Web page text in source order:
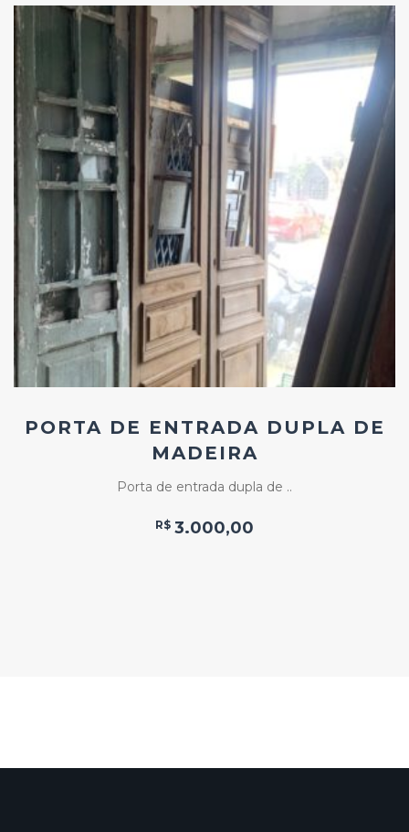
Add
ao
Favoritos
PORTA DE ENTRADA DUPLA DE
MADEIRA
Porta de entrada dupla de ..
R$ 3.000,00